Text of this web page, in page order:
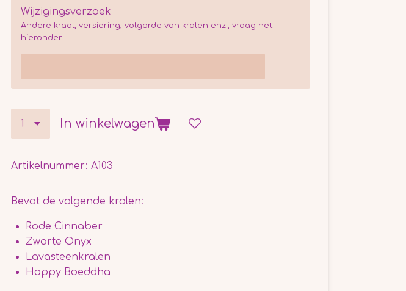
Wijzigingsverzoek
Andere kraal, versiering, volgorde van kralen enz., vraag het
hieronder:
In winkelwagen
Artikelnummer: A103
Bevat de volgende kralen:
Rode Cinnaber
Zwarte Onyx
Lavasteenkralen
Happy Boeddha